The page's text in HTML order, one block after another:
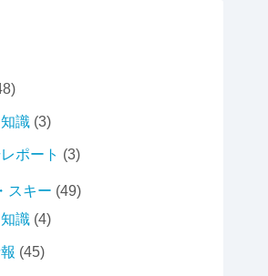
識 (3)
ポート (3)
スキー (49)
識 (4)
(45)